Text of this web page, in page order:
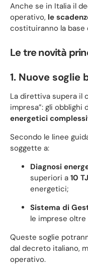
Anche se in Italia il
operativo, le
costituiranno la base
Le tre novità
1. Nuove soglie
La direttiva supera il
impresa”: gli obblighi
energetici
Secondo le linee
soggette a:
Diagnosi
superiori a 10
energetici;
Sistema di
le imprese oltre
Queste soglie
dal decreto italiano,
operativo.